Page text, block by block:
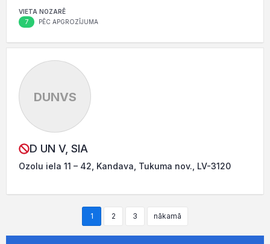
VIETA NOZARĒ
7 PĒC APGROZĪJUMA
DUNVS
D UN V, SIA
Ozolu iela 11 – 42, Kandava, Tukuma nov., LV-3120
1 2 3 nākamā